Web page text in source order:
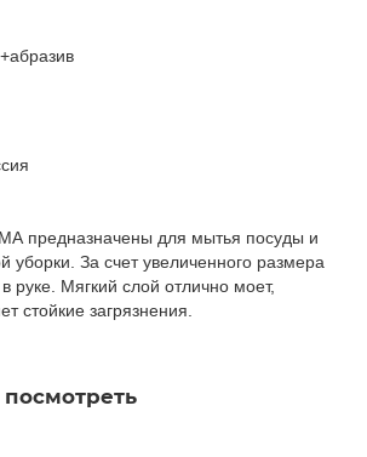
предназначены для мытья посуды и
уборки. За счет увеличенного размера
руке. Мягкий слой отлично моет,
стойкие загрязнения.